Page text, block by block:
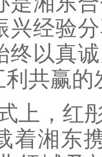
兴经验
终以真
共赢的
上，红
着湘东